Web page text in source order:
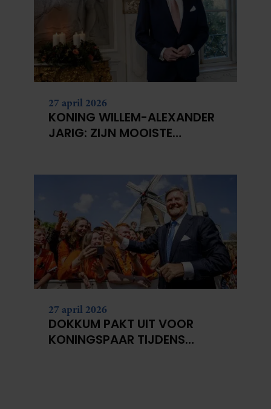
27 april 2026
KONING WILLEM-ALEXANDER
JARIG: ZIJN MOOISTE
27 april 2026
DOKKUM PAKT UIT VOOR
KONINGSPAAR TIJDENS